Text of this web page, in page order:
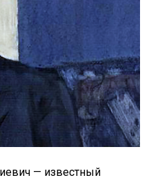
— известный